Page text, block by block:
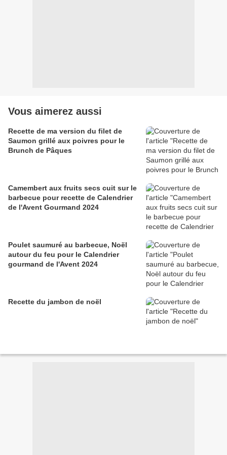
Vous aimerez aussi
Recette de ma version du filet de
Saumon grillé aux poivres pour le
Brunch de Pâques
Camembert aux fruits secs cuit sur le
barbecue pour recette de Calendrier
de l'Avent Gourmand 2024
Poulet saumuré au barbecue, Noël
autour du feu pour le Calendrier
gourmand de l'Avent 2024
Recette du jambon de noël